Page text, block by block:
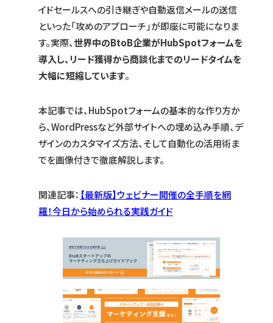
イドセールスへの引き継ぎや自動返信メールの送信
といった「攻めのアプローチ」が即座に可能になりま
す。実際、世界中のBtoB企業がHubSpotフォームを
導入し、リード獲得から商談化までのリードタイムを
大幅に短縮しています。
本記事では、HubSpotフォームの基本的な作り方か
ら、WordPressなど外部サイトへの埋め込み手順、デ
ザインのカスタマイズ方法、そして自動化の活用術ま
でを画像付きで徹底解説します。
関連記事： 【最新版】ウェビナー開催の全手順を網
羅！今日から始められる実践ガイド